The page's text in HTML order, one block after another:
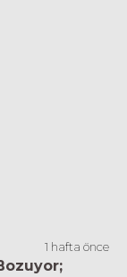
1 hafta önce